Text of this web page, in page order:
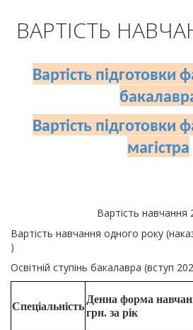
ВАРТІСТЬ
Вартість підготовки
Вартість підготовки
магістра
Вартість навчання
Вартість навчання одного року
)
Освітній ступінь бакалавра (вступ
Спеціальність
Денна форма
грн. за рік